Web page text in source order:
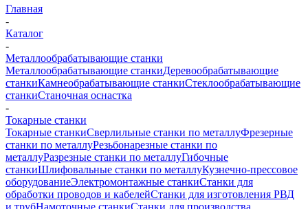
Главная
-
Каталог
-
Металлообрабатывающие станки
Металлообрабатывающие станкиДеревообрабатывающие
станкиКамнеобрабатывающие станкиСтеклообрабатывающие
станкиСтаночная оснастка
-
Токарные станки
Токарные станкиСверлильные станки по металлуФрезерные
станки по металлуРезьбонарезные станки по
металлуРазрезные станки по металлуГибочные
станкиШлифовальные станки по металлуКузнечно-прессовое
оборудованиеЭлектромонтажные станкиСтанки для
обработки проводов и кабелейСтанки для изготовления РВД
и трубНамоточные станкиСтанки для производства